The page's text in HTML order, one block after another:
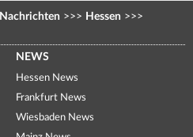
Nachrichten >>> Hessen >>>
NEWS
Hessen News
Frankfurt News
Wiesbaden News